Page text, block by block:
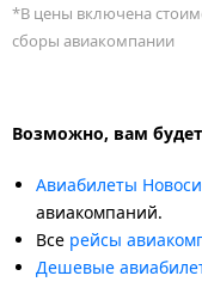
*В цены включена
сборы авиакомпании
Возможно, вам
Авиабилеты
авиакомпаний.
Все рейсы
Дешевые